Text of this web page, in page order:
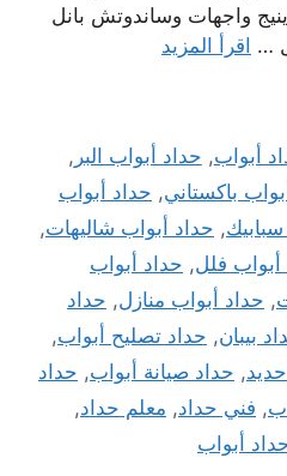
واجهات وساندوتش بانل
… اقرأ المزيد
أبواب, حداد أبواب البر ,
باكستاني, حداد أبواب
, حداد أبواب شاليهات,
أبواب فلل, حداد أبواب
, حداد أبواب منازل, حداد
بيبان, حداد تصليح أبواب,
, حداد صيانة أبواب, حداد
, فني حداد, معلم حداد,
أبواب